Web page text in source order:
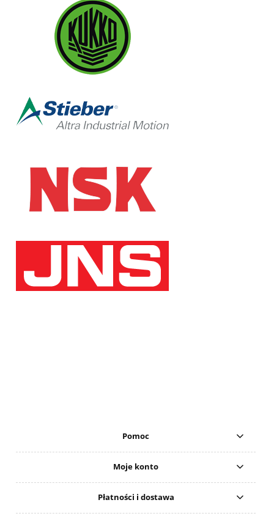
Pomoc
Moje konto
Płatności i dostawa